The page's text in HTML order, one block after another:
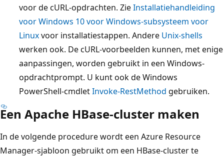
voor de cURL-opdrachten. ZieInstallatiehandleiding
voor Windows 10 voor Windows-subsysteem voor
Linuxvoor installatiestappen. Andere Unix-shells
werken ook. De cURL-voorbeelden kunnen, met enige
aanpassingen, worden gebruikt in een Windows-
opdrachtprompt. U kunt ook de Windows
PowerShell-cmdletInvoke-RestMethod gebruiken.
Een Apache HBase-cluster maken
In de volgende procedure wordt een Azure Resource
Manager-sjabloon gebruikt om een HBase-cluster te